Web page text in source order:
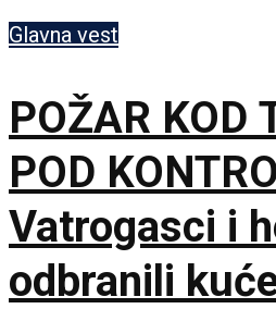
Glavna vest
POŽAR KOD
POD
Vatrogasci i
odbranili